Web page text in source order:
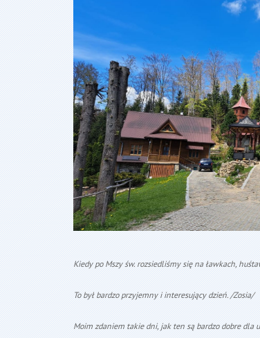
Kiedy po Mszy św. rozsiedliśmy się na ławkach,
To był bardzo przyjemny i interesujący dzień. /Zosia/
Moim zdaniem takie dni, jak ten są bardzo dobre dla